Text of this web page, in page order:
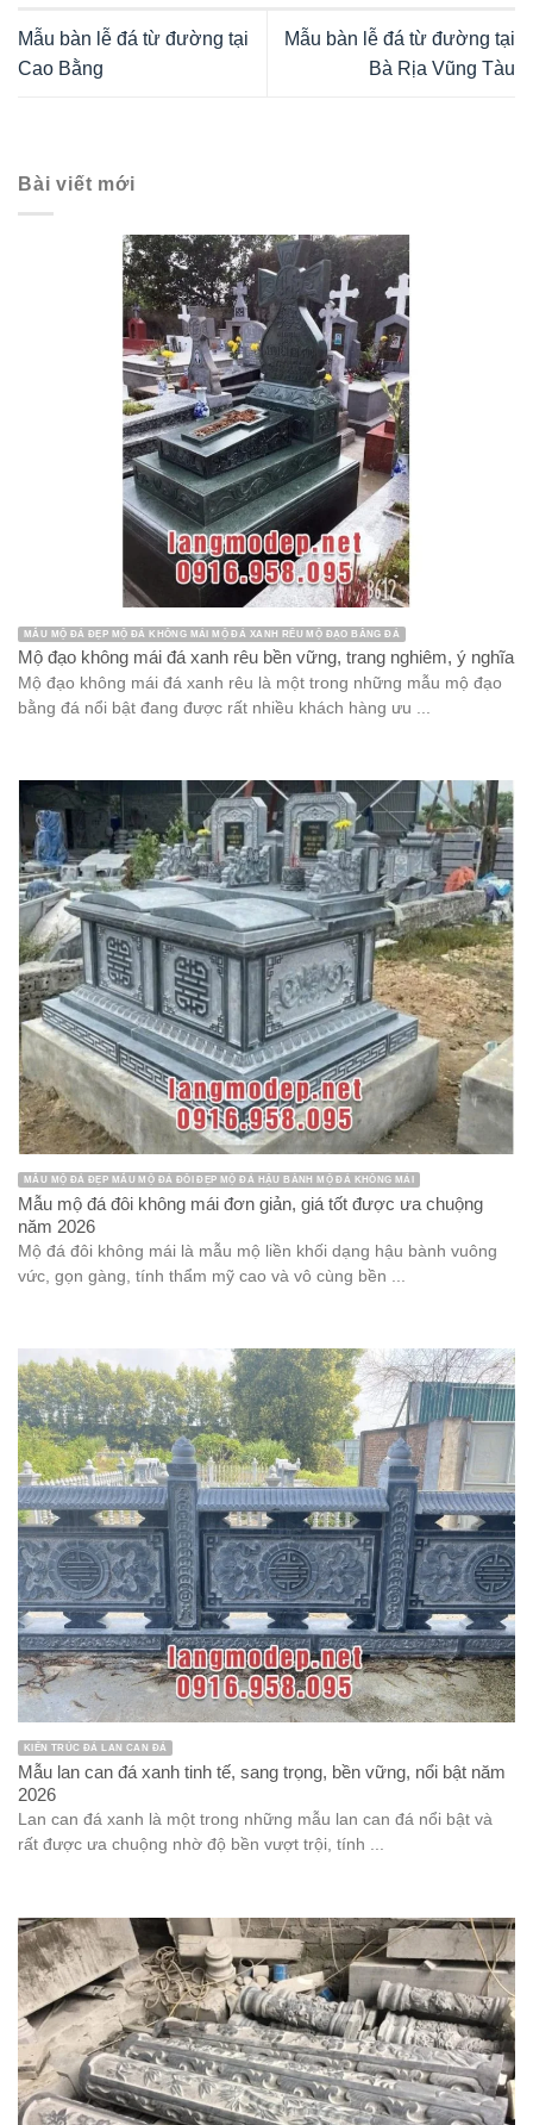
Mẫu bàn lễ đá từ đường tại
Cao Bằng
Mẫu bàn lễ đá từ đường tại
Bà Rịa Vũng Tàu
Bài viết mới
MẪU MỘ ĐÁ ĐẸP MỘ ĐÁ KHÔNG MÁI MỘ ĐÁ XANH RÊU MỘ ĐẠO BẰNG ĐÁ
Mộ đạo không mái đá xanh rêu bền vững, trang nghiêm, ý nghĩa
Mộ đạo không mái đá xanh rêu là một trong những mẫu mộ đạo
bằng đá nổi bật đang được rất nhiều khách hàng ưu ...
MẪU MỘ ĐÁ ĐẸP MẪU MỘ ĐÁ ĐÔI ĐẸP MỘ ĐÁ HẬU BÀNH MỘ ĐÁ KHÔNG MÁI
Mẫu mộ đá đôi không mái đơn giản, giá tốt được ưa chuộng
năm 2026
Mộ đá đôi không mái là mẫu mộ liền khối dạng hậu bành vuông
vức, gọn gàng, tính thẩm mỹ cao và vô cùng bền ...
KIẾN TRÚC ĐÁ LAN CAN ĐÁ
Mẫu lan can đá xanh tinh tế, sang trọng, bền vững, nổi bật năm
2026
Lan can đá xanh là một trong những mẫu lan can đá nổi bật và
rất được ưa chuộng nhờ độ bền vượt trội, tính ...